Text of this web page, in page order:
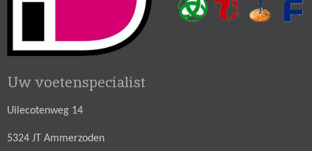
Uw voetenspecialist
Uilecotenweg 14
5324 JT Ammerzoden